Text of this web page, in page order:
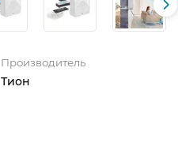
Производитель
Тион